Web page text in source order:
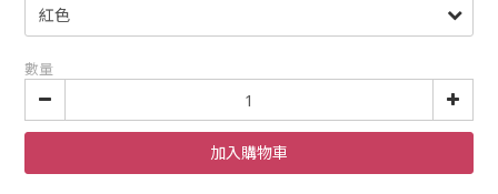
數量
加入購物車